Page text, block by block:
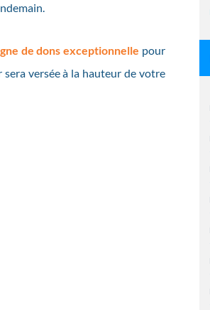
de dons exceptionnelle pour
versée à la hauteur de votre